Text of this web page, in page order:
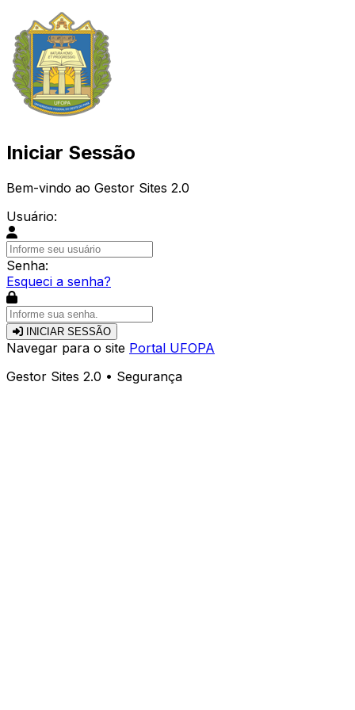
Iniciar Sessão
Bem-vindo ao Gestor Sites 2.0
Usuário:
Senha:
Esqueci a senha?
INICIAR SESSÃO
Navegar para o site Portal UFOPA
Gestor Sites 2.0 • Segurança